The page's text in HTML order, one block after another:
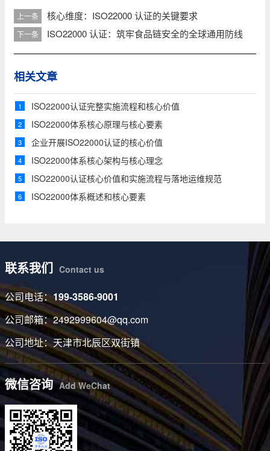
上一条 核心维度：ISO22000 认证的关键要求
下一条 ISO22000 认证：筑牢食品链安全的全球通用防线
相关文章
1 ISO22000认证完整实施流程和核心价值
2 ​ISO22000体系核心原理与核心要素
3 企业开展ISO22000认证的核心价值
4 ISO22000体系核心架构与核心理念
5 ISO22000认证核心价值和实施流程与落地运维规范
6 ISO22000体系概述和核心要素
联系我们 Contact us
公司电话：199-3586-9001
公司邮箱：2492999604@qq.com
公司地址：天津市北辰区双街镇
微信咨询 Add WeChat